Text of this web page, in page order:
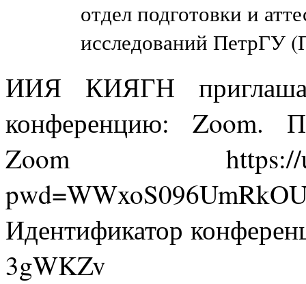
отдел подготовки и
исследований ПетрГУ
ИИЯ КИЯГН
конференцию: Zoom.
Zoom https://
Идентификатор
3gWKZv